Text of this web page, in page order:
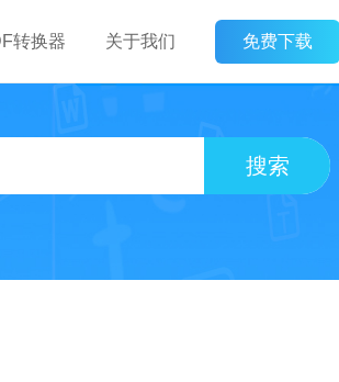
转换器 关于我们 免费下载
搜索